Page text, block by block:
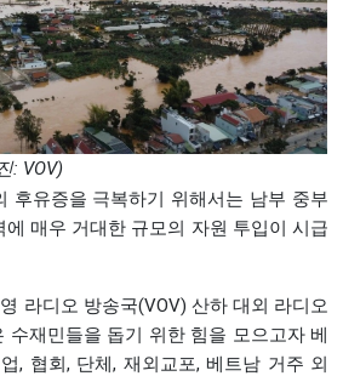
: VOV)
후유증을 극복하기 위해서는 남부 중부
매우 거대한 규모의 자원 투입이 시급
영 라디오 방송국(VOV) 산하 대외 라디오
수재민들을 돕기 위한 힘을 모으고자 베
, 협회, 단체, 재외교포, 베트남 거주 외